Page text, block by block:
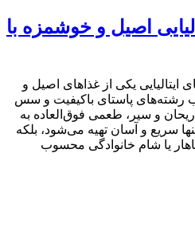
اصیل و خوشمزه با
ایتالیایی یکی از غذاهای اصیل و
رشته‌های پاستای باکیفیت و سس
و سیر، طعمی فوق‌العاده به
سریع و آسان تهیه می‌شود، بلکه
یا شام خانوادگی محسوب